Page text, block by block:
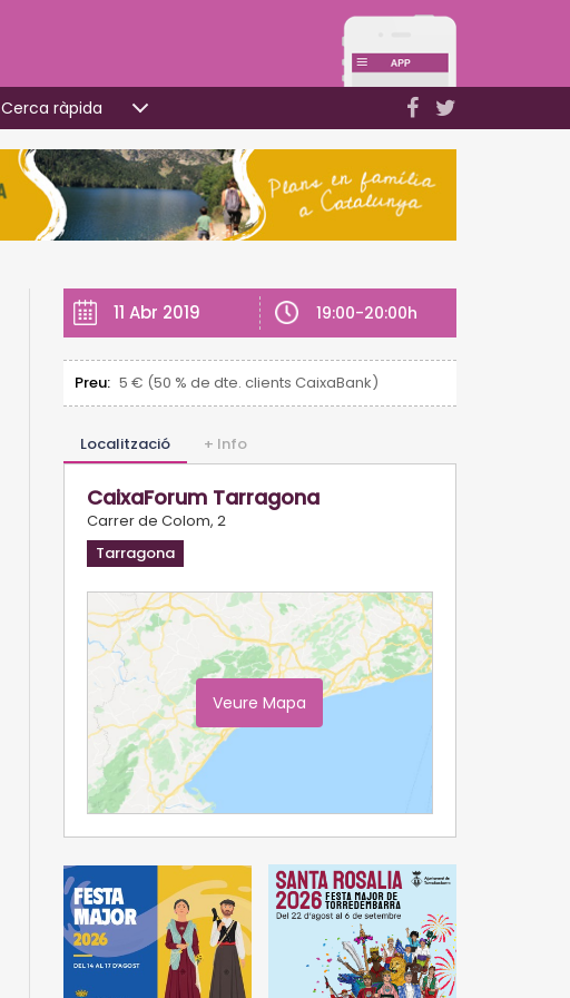
Cerca ràpida
11 Abr 2019 19:00-20:00h
Preu: 5 € (50 % de dte. clients CaixaBank)
Localització + Info
CaixaForum Tarragona
Carrer de Colom, 2
Tarragona
Veure Mapa